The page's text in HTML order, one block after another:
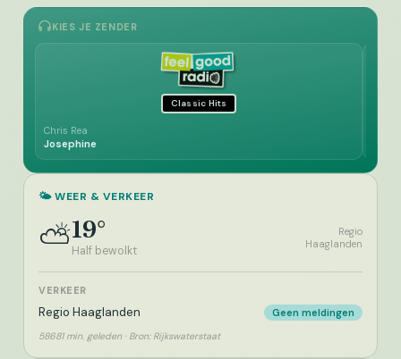
KIES JE ZENDER
Classic Hits
Chris Rea
Josephine
🌤️ WEER & VERKEER
⛅19°
Half bewolkt
Regio
Haaglanden
VERKEER
Regio Haaglanden Geen meldingen
58681 min. geleden · Bron: Rijkswaterstaat